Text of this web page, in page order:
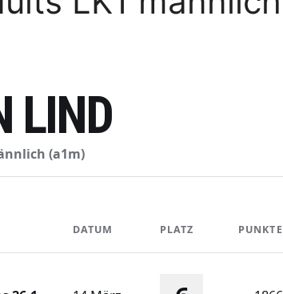
LIND
(a1m)
DATUM PLATZ PUNKTE